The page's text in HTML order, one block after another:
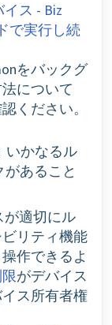
ス - Biz
で実行し続
をバックグ
について
ください。
いかなるル
あること
が適切にル
リティ機能
作できるよ
がデバイス
ス所有者権